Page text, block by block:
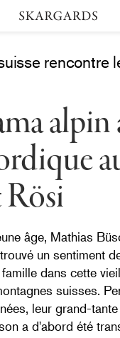
Livraison gratuite
rencontre
alpin
âge, Mathias
un sentiment
dans cette
suisses.
leur grand-
a d'abord été